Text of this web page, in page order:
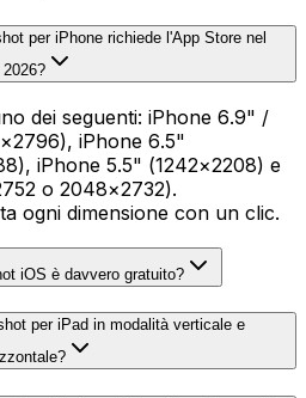
per iPhone richiede l'App Store nel
2026?
dei seguenti: iPhone 6.9" /
iPhone 6.5"
iPhone 5.5" (1242×2208) e
o 2048×2732).
ogni dimensione con un clic.
iOS è davvero gratuito?
per iPad in modalità verticale e